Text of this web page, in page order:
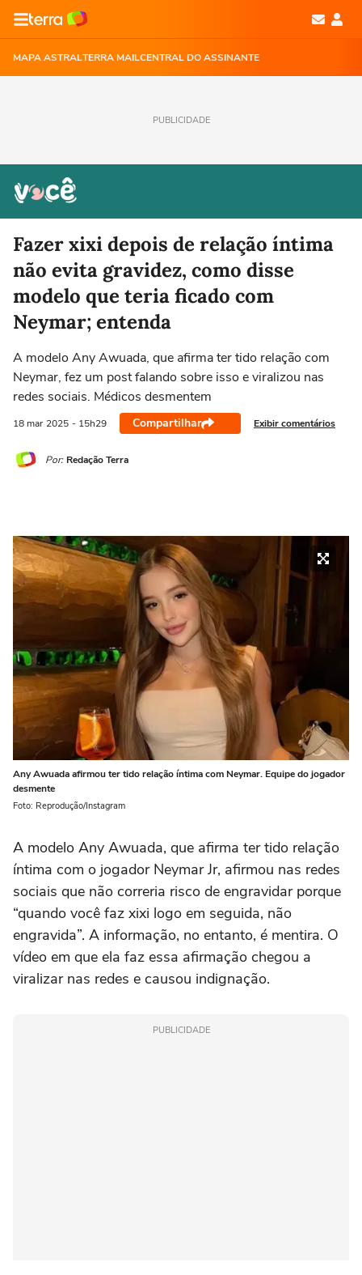
MAPA ASTRALTERRA MAILCENTRAL DO ASSINANTE
PUBLICIDADE
Fazer xixi depois de relação íntima
não evita gravidez, como disse
modelo que teria ficado com
Neymar; entenda
A modelo Any Awuada, que afirma ter tido relação com
Neymar, fez um post falando sobre isso e viralizou nas
redes sociais. Médicos desmentem
18 mar 2025 - 15h29 Compartilhar Exibir comentários
Por: Redação Terra
Any Awuada afirmou ter tido relação íntima com Neymar. Equipe do jogador
desmente
Foto: Reprodução/Instagram
A modelo Any Awuada, que afirma ter tido relação
íntima com o jogador Neymar Jr, afirmou nas redes
sociais que não correria risco de engravidar porque
“quando você faz xixi logo em seguida, não
engravida”. A informação, no entanto, é mentira. O
vídeo em que ela faz essa afirmação chegou a
viralizar nas redes e causou indignação.
PUBLICIDADE